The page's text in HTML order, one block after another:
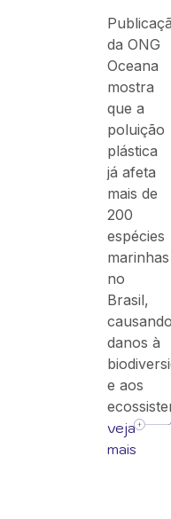
da ONG
Oceana
mostra
que a
poluição
plástica
já afeta
mais de
200
espécies
marinhas
no
Brasil,
causando
danos à
e aos
veja
mais